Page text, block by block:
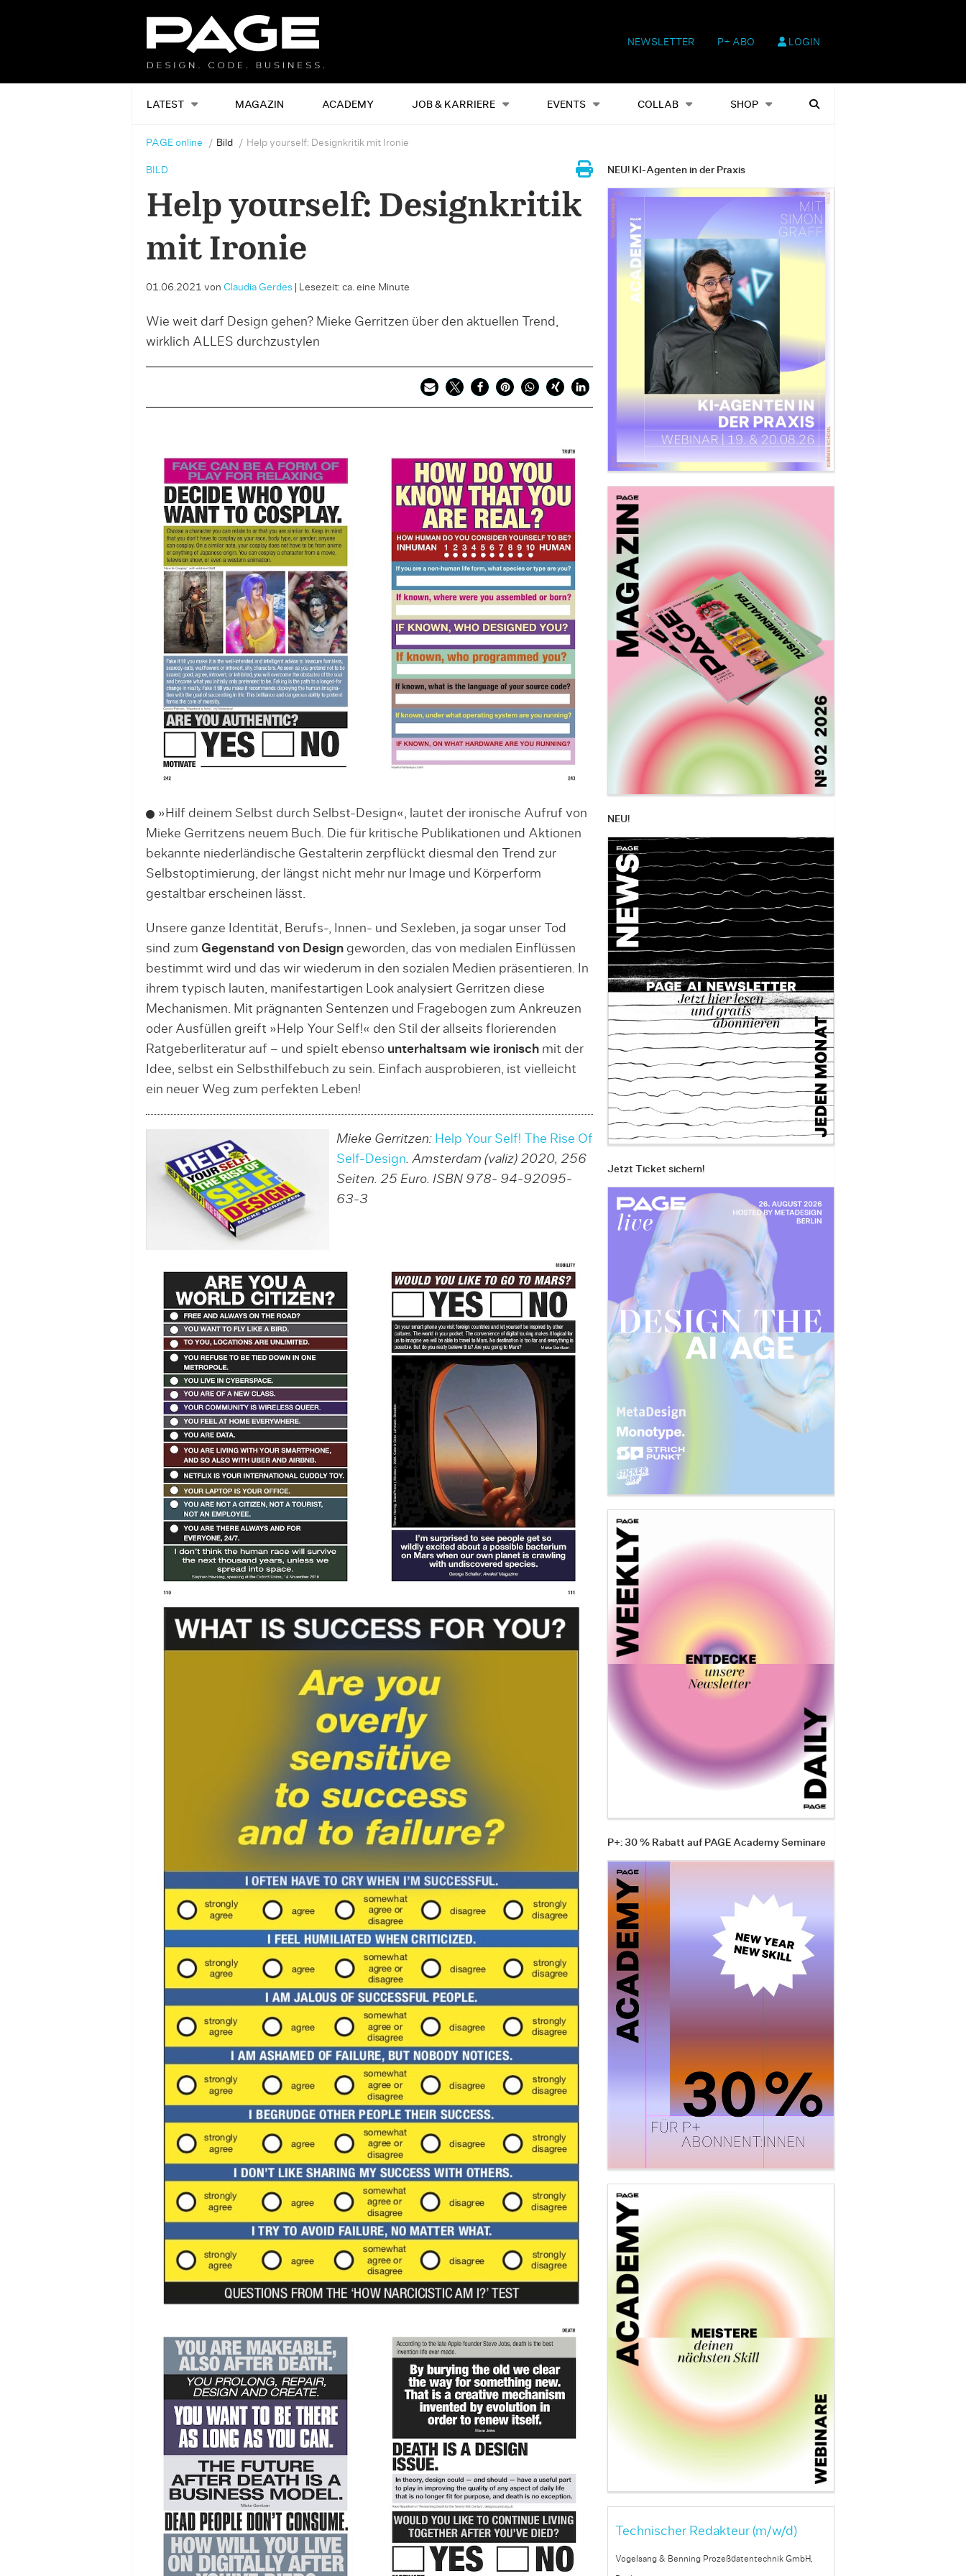
NEWSLETTER P+ ABO LOGIN
LATEST MAGAZIN ACADEMY JOB & KARRIERE EVENTS COLLAB SHOP
Alles Events Shop Heftausgaben Suchen
PAGE online Bild Help yourself: Designkritik mit Ironie
BILD
Help yourself: Designkritik
mit Ironie
01.06.2021 von Claudia Gerdes Lesezeit: ca. eine Minute
Wie weit darf Design gehen? Mieke Gerritzen über den aktuellen Trend,
wirklich ALLES durchzustylen
»Hilf deinem Selbst durch Selbst-Design«, lautet der ironische Aufruf von
Mieke Gerritzens neuem Buch. Die für kritische Publikationen und Aktionen
bekannte niederländische Gestalterin zerpflückt diesmal den Trend zur
Selbstoptimierung, der längst nicht mehr nur Image und Körperform
gestaltbar erscheinen lässt.
Unsere ganze Identität, Berufs-, Innen- und Sexleben, ja sogar unser Tod
sind zum Gegenstand von Designgeworden, das von medialen Einflüssen
bestimmt wird und das wir wiederum in den sozialen Medien präsentieren. In
ihrem typisch lauten, manifestartigen Look analysiert Gerritzen diese
Mechanismen. Mit prägnanten Sentenzen und Fragebogen zum Ankreuzen
oder Ausfüllen greift »Help Your Self!« den Stil der allseits florierenden
Ratgeberliteratur auf – und spielt ebenso unterhaltsam wie ironischmit der
Idee, selbst ein Selbsthilfebuch zu sein. Einfach ausprobieren, ist vielleicht
ein neuer Weg zum perfekten Leben!
Mieke Gerritzen: Help Your Self! The Rise Of
Self-Design. Amsterdam (valiz) 2020, 256
Seiten. 25 Euro. ISBN 978- 94-92095-
63-3
NEU! KI-Agenten in der Praxis
NEU!
Jetzt Ticket sichern!
P+: 30 % Rabatt auf PAGE Academy Seminare
Technischer Redakteur (m/w/d)
Vogelsang & Benning Prozeßdatentechnik GmbH,